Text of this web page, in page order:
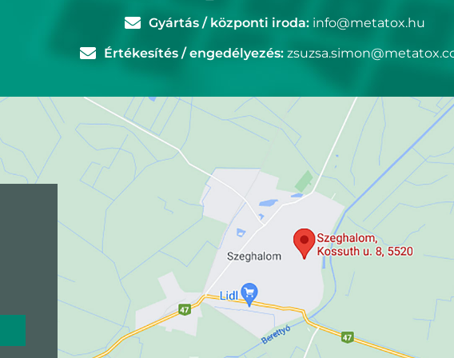
Gyártás / központi iroda: info@metatox.hu
Értékesítés / engedélyezés: